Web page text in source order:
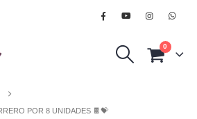
0
POR 8 UNIDADES 🍫💝